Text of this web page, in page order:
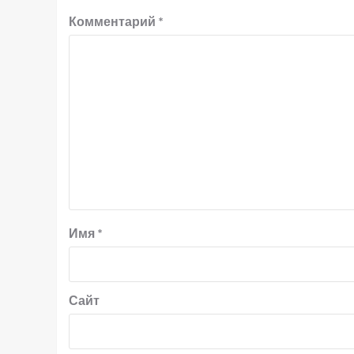
Комментарий *
Имя *
Сайт